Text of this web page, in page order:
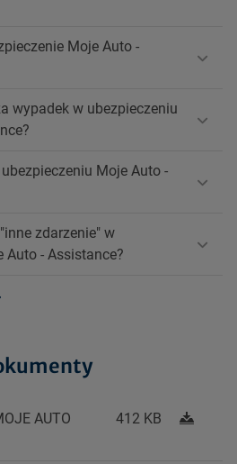
Moje Auto -
wypadek w ubezpieczeniu
Moje Auto -
zdarzenie" w
Auto - Assistance?
AUTO
412 KB